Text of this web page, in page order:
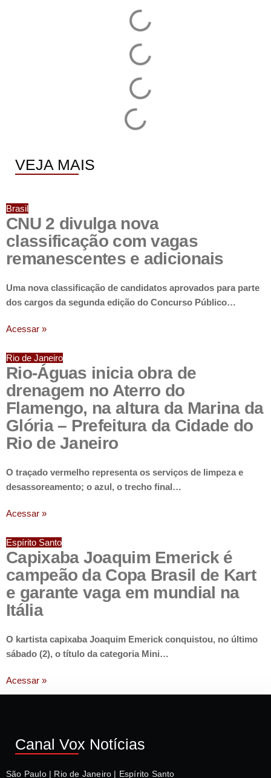
VEJA MAIS
Brasil
CNU 2 divulga nova
classificação com vagas
remanescentes e adicionais
Uma nova classificação de candidatos aprovados para parte
dos cargos da segunda edição do Concurso Público…
Acessar »
Rio de Janeiro
Rio-Águas inicia obra de
drenagem no Aterro do
Flamengo, na altura da Marina da
Glória – Prefeitura da Cidade do
Rio de Janeiro
O traçado vermelho representa os serviços de limpeza e
desassoreamento; o azul, o trecho final…
Acessar »
Espírito Santo
Capixaba Joaquim Emerick é
campeão da Copa Brasil de Kart
e garante vaga em mundial na
Itália
O kartista capixaba Joaquim Emerick conquistou, no último
sábado (2), o título da categoria Mini…
Acessar »
Canal Vox Notícias
São Paulo | Rio de Janeiro | Espírito Santo